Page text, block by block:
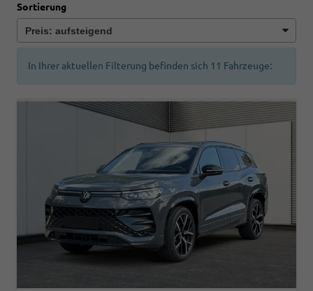
Sortierung
In Ihrer aktuellen Filterung befinden sich 11 Fahrzeuge: